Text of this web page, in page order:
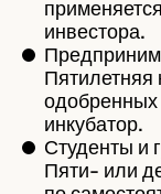
инвестора.
Пятилетняя
одобренных
инкубатор.
Студенты и
Пяти- или